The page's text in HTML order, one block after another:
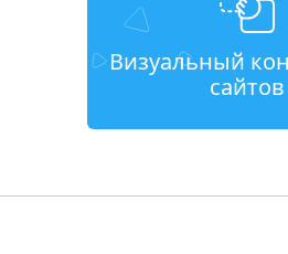
Визуальный
сайтов